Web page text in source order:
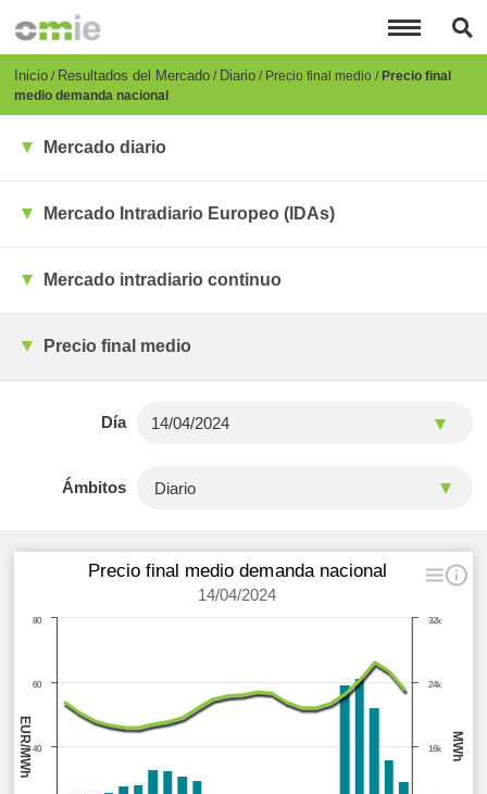
principal
Breadcrumb
Inicio Resultados del Mercado Diario Precio final medio Precio final
medio demanda nacional
Mercado diario
Mercado Intradiario Europeo (IDAs)
Mercado intradiario continuo
Precio final medio
Día
Ámbitos
MWh
EUR/MWh
Precio final medio demanda nacional
14/04/2024
16k
24k
32k
40
60
80